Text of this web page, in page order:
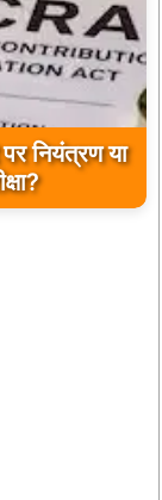
नियंत्रण या